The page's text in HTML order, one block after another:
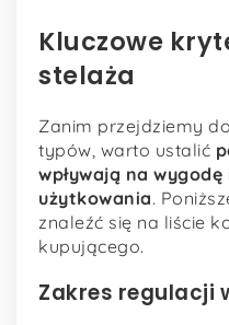
Kluczowe
stelaża
Zanim przejdziemy
typów, warto ustalić
wpływają na
użytkowania.
znaleźć się na liście
kupującego.
Zakres regulacji